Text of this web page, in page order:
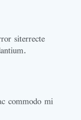
siterrecte
commodo mi